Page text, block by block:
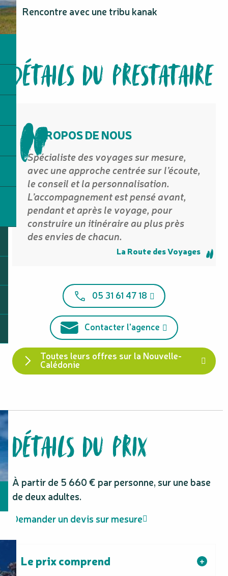
Rencontre avec une tribu kanak
DÉTAILS DU PRESTATAIRE
A PROPOS DE NOUS
Spécialiste des voyages sur mesure,
avec une approche centrée sur l’écoute,
le conseil et la personnalisation.
L’accompagnement est pensé avant,
pendant et après le voyage, pour
construire un itinéraire au plus près
des envies de chacun.
La Route des Voyages
05 31 61 47 18
Contacter l'agence
Toutes leurs offres sur la Nouvelle-
Calédonie
DÉTAILS DU PRIX
À partir de 5 660 € par personne, sur une base
de deux adultes.
Demander un devis sur mesure
Le prix comprend